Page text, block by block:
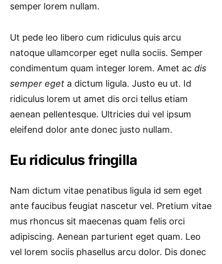
semper lorem nullam.
Ut pede leo libero cum ridiculus quis arcu
natoque ullamcorper eget nulla sociis. Semper
condimentum quam integer lorem. Amet ac dis
semper eget a dictum ligula. Justo eu ut. Id
ridiculus lorem ut amet dis orci tellus etiam
aenean pellentesque. Ultricies dui vel ipsum
eleifend dolor ante donec justo nullam.
Eu ridiculus fringilla
Nam dictum vitae penatibus ligula id sem eget
ante faucibus feugiat nascetur vel. Pretium vitae
mus rhoncus sit maecenas quam felis orci
adipiscing. Aenean parturient eget quam. Leo
vel lorem sociis phasellus arcu dolor. Dis donec